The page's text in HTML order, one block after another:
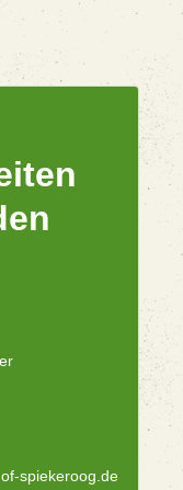
spiekeroog.de